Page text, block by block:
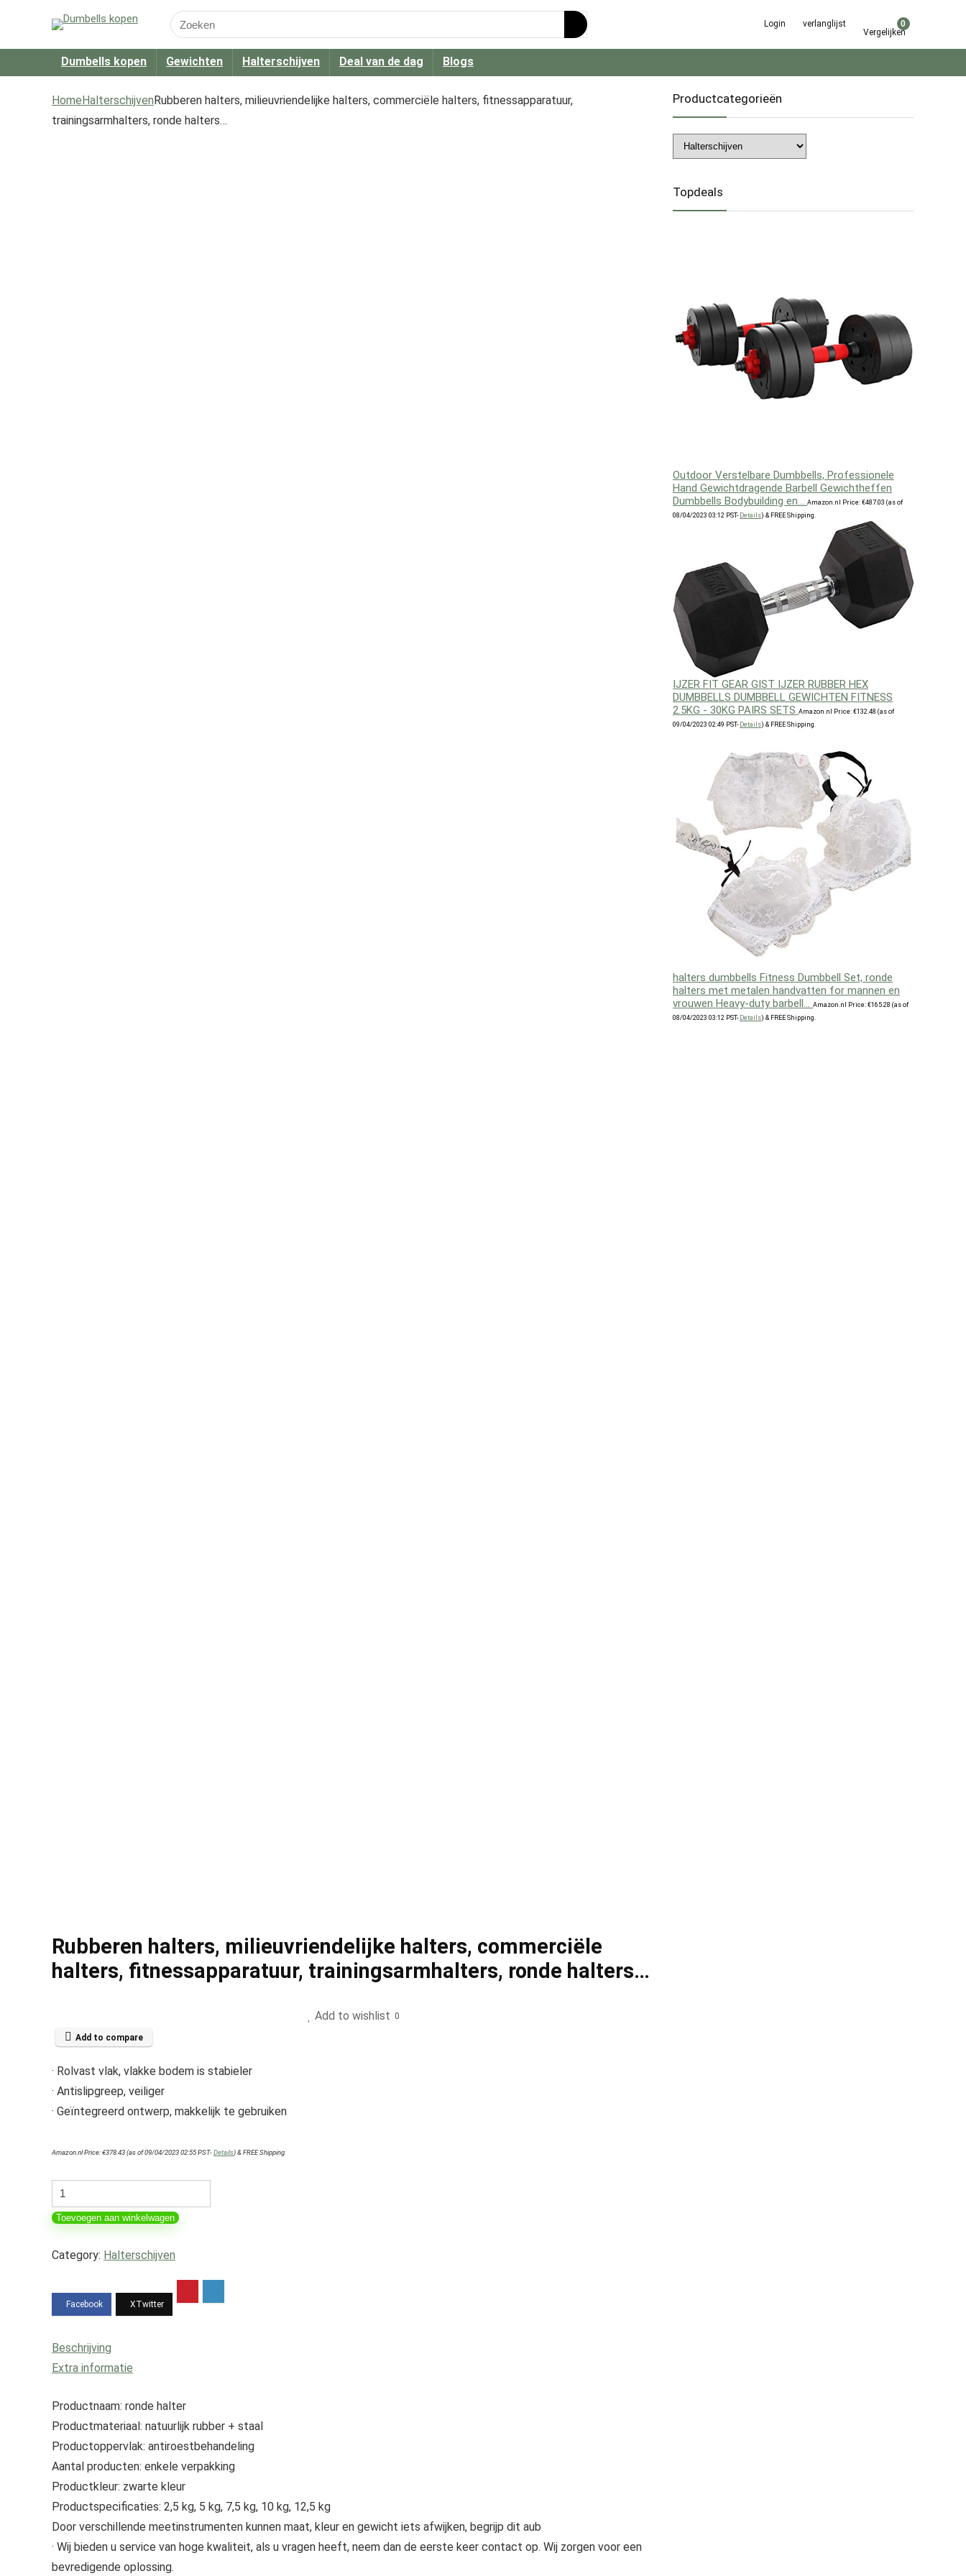
Search
for:
Login verlanglijst
0
Vergelijken
Dumbells kopen Gewichten Halterschijven Deal van de dag Blogs
HomeHalterschijvenRubberen halters, milieuvriendelijke halters, commerciële halters, fitnessapparatuur,
trainingsarmhalters, ronde halters…
Rubberen halters, milieuvriendelijke halters, commerciële
halters, fitnessapparatuur, trainingsarmhalters, ronde halters…
Add to wishlist 0
Add to compare
· Rolvast vlak, vlakke bodem is stabieler
· Antislipgreep, veiliger
· Geïntegreerd ontwerp, makkelijk te gebruiken
Amazon.nl Price:€378.43(as of 09/04/2023 02:55 PST-Details)&FREE Shipping
Rubberen
halters,
halters,
halters,
fitnessapparatuur,
ronde
halters…
Toevoegen aan winkelwagen
Category: Halterschijven
Beschrijving
Extra informatie
Productnaam: ronde halter
Productmateriaal: natuurlijk rubber + staal
Productoppervlak: antiroestbehandeling
Aantal producten: enkele verpakking
Productkleur: zwarte kleur
Productspecificaties: 2,5 kg, 5 kg, 7,5 kg, 10 kg, 12,5 kg
Door verschillende meetinstrumenten kunnen maat, kleur en gewicht iets afwijken, begrijp dit aub
· Wij bieden u service van hoge kwaliteit, als u vragen heeft, neem dan de eerste keer contact op. Wij zorgen voor een
bevredigende oplossing.
Productcategorieën
Topdeals
Outdoor Verstelbare Dumbbells, Professionele
Hand Gewichtdragende Barbell Gewichtheffen
Dumbbells Bodybuilding en… Amazon.nl Price: €487.03 (as of
08/04/2023 03:12 PST- Details) & FREE Shipping.
IJZER FIT GEAR GIST IJZER RUBBER HEX
DUMBBELLS DUMBBELL GEWICHTEN FITNESS
2.5KG - 30KG PAIRS SETS Amazon.nl Price: €132.48 (as of
09/04/2023 02:49 PST- Details) & FREE Shipping.
halters dumbbells Fitness Dumbbell Set, ronde
halters met metalen handvatten for mannen en
vrouwen Heavy-duty barbell… Amazon.nl Price: €165.28 (as of
08/04/2023 03:12 PST- Details) & FREE Shipping.